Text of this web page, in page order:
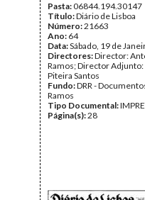
Pasta:06844.194.30147
Título:Diário de Lisboa
Número:21663
Ano: 64
Data:Sábado, 19 de
Directores:Director:
Ramos; Director
Piteira Santos
Fundo:DRR -
Ramos
Tipo Documental:
Página(s):28